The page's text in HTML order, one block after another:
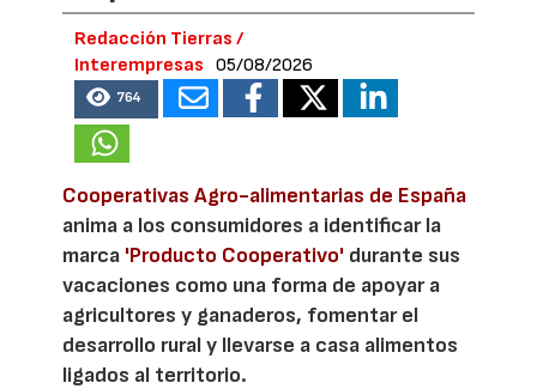
Redacción Tierras /
Interempresas
05/08/2026
764
Cooperativas Agro-alimentarias de España
anima a los consumidores a identificar la
marca 'Producto Cooperativo' durante sus
vacaciones como una forma de apoyar a
agricultores y ganaderos, fomentar el
desarrollo rural y llevarse a casa alimentos
ligados al territorio.